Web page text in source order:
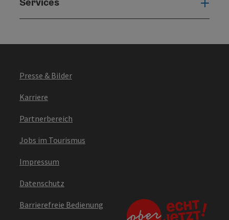
Presse & Bilder
Karriere
Partnerbereich
Jobs im Tourismus
Impressum
Datenschutz
Barrierefreie Bedienung